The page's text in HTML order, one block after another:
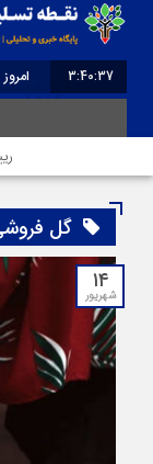
3:40:37
امروز :
گل
۱۴
شهریور